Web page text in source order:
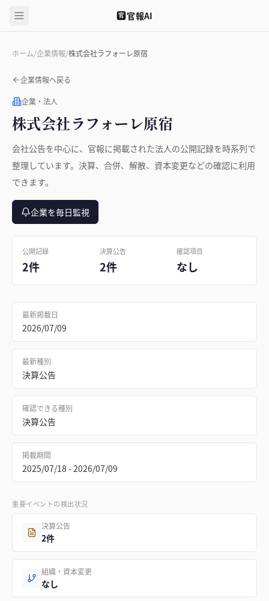
官 官報AI
ホーム/企業情報/株式会社ラフォーレ原宿
企業情報へ戻る
企業・法人
株式会社ラフォーレ原宿
会社公告を中心に、官報に掲載された法人の公開記録を時系列で
整理しています。決算、合併、解散、資本変更などの確認に利用
できます。
企業を毎日監視
公開記録
2件
決算公告
2件
確認項目
なし
最新掲載日
2026/07/09
最新種別
決算公告
確認できる種別
決算公告
掲載期間
2025/07/18 - 2026/07/09
重要イベントの検出状況
決算公告
2件
組織・資本変更
なし